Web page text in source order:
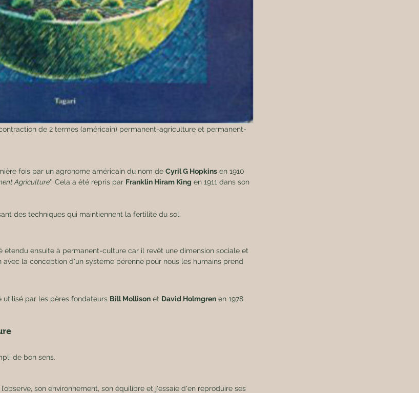
de 2 termes (américain) permanent-agriculture et permanent-
fois par un agronome américain du nom de Cyril G Hopkins en 1910
Agriculture". Cela a été repris par Franklin Hiram King en 1911 dans son
des techniques qui maintiennent la fertilité du sol.
ensuite à permanent-culture car il revêt une dimension sociale et
la conception d'un système pérenne pour nous les humains prend
par les pères fondateurs Bill Mollison et David Holmgren en 1978
de bon sens.
son environnement, son équilibre et j'essaie d'en reproduire ses